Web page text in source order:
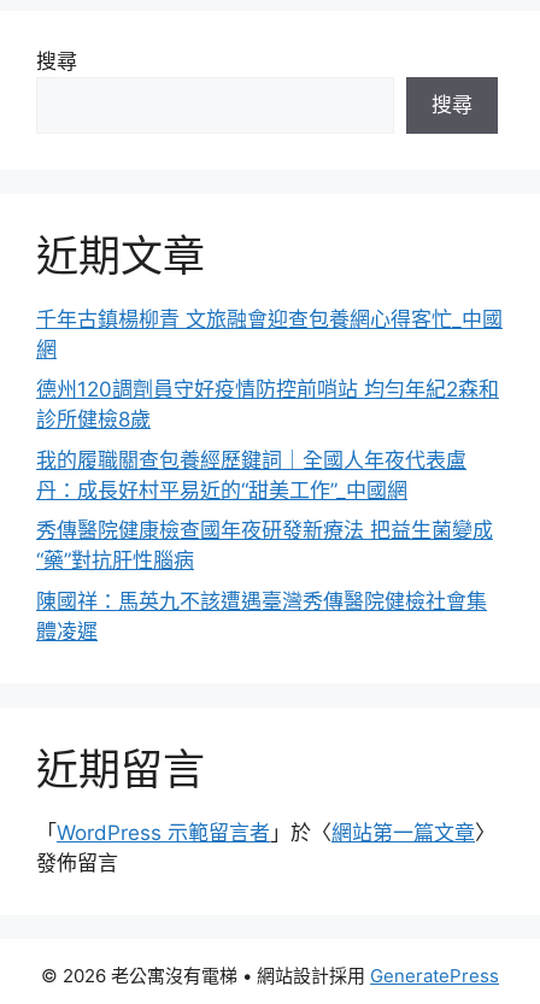
搜尋
搜尋
近期文章
千年古鎮楊柳青 文旅融會迎查包養網心得客忙_中國
網
德州120調劑員守好疫情防控前哨站 均勻年紀2森和
診所健檢8歲
我的履職關查包養經歷鍵詞｜全國人年夜代表盧
丹：成長好村平易近的“甜美工作”_中國網
秀傳醫院健康檢查國年夜研發新療法 把益生菌變成
“藥”對抗肝性腦病
陳國祥：馬英九不該遭遇臺灣秀傳醫院健檢社會集
體凌遲
近期留言
「WordPress 示範留言者 」於〈網站第一篇文章〉
發佈留言
© 2026 老公寓沒有電梯 • 網站設計採用 GeneratePress